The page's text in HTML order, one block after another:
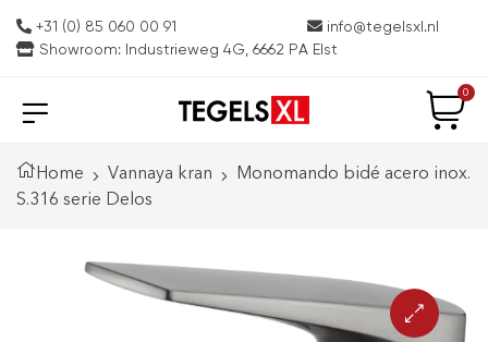
+31 (0) 85 060 00 91
info@tegelsxl.nl
Showroom: Industrieweg 4G, 6662 PA Elst
0
Home Vannaya kran
Monomando bidé acero inox.
S.316 serie Delos